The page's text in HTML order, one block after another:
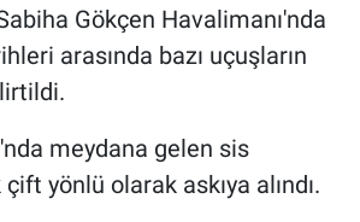
Gökçen Havalimanı'nda
arasında bazı uçuşların
meydana gelen sis
yönlü olarak askıya alındı.